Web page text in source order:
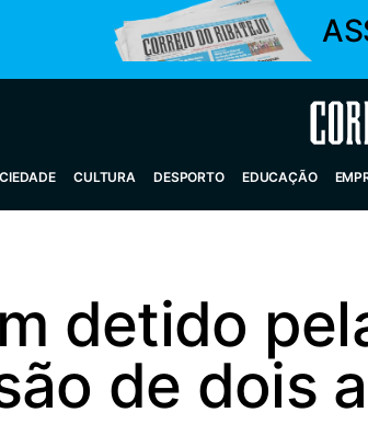
CULTURA DESPORTO EDUCAÇÃO
detido
de dois